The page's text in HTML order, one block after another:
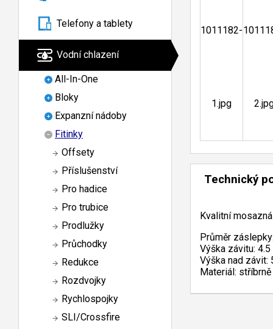
Telefony a tablety
Vodní chlazení
All-In-One
Bloky
Expanzní nádoby
Fitinky
Offsety
Příslušenství
Pro hadice
Pro trubice
Prodlužky
Průchodky
Redukce
Rozdvojky
Rychlospojky
SLI/Crossfire
Technický
Kvalitní
Průměr
Výška závitu:
Výška nad závit:
Materiál: